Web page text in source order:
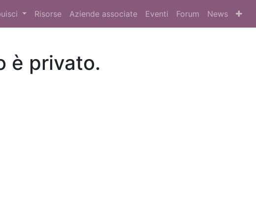
Risorse Aziende associate Eventi Forum News
è privato.